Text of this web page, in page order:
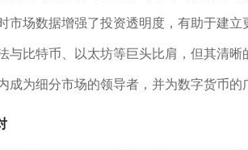
市场数据增强了投资透明度，有助于建
与比特币、以太坊等巨头比肩，但其清
成为细分市场的领导者，并为数字货币的